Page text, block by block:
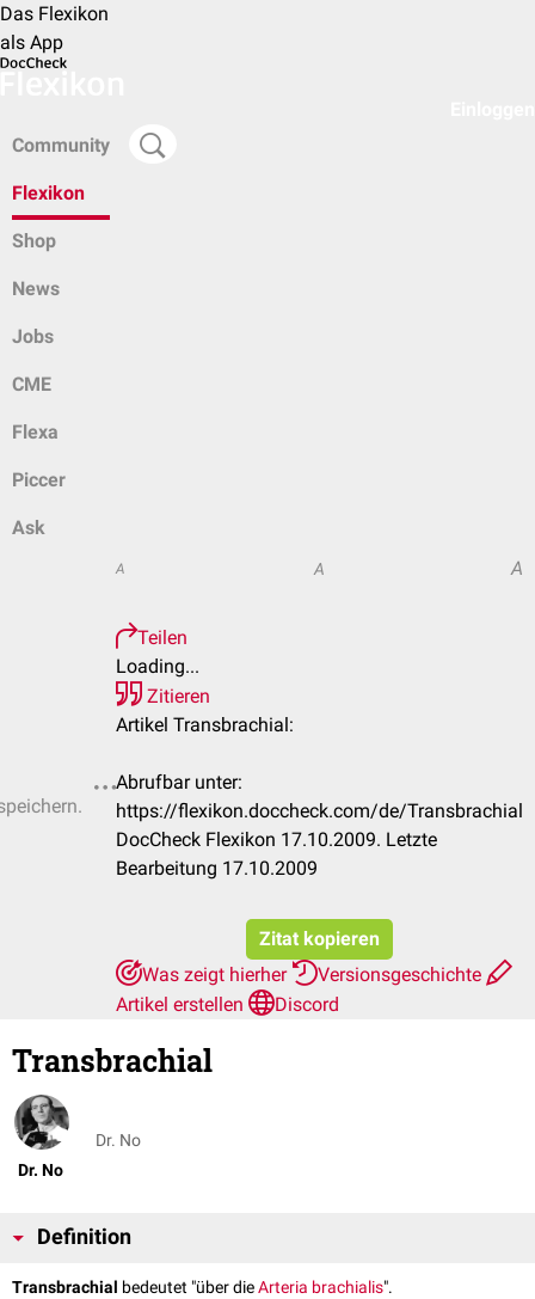
Das Flexikon
als App
Community
Flexikon
Shop
News
Jobs
CME
Flexa
Piccer
Ask
A A A
Teilen
Loading...
Zitieren
Artikel Transbrachial:
Abrufbar unter:
https://flexikon.doccheck.com/de/Transbrachial
DocCheck Flexikon 17.10.2009. Letzte
Bearbeitung 17.10.2009
Zitat kopieren
Was zeigt hierher
Versionsgeschichte
Artikel erstellen
Discord
Transbrachial
Dr. No
Dr. No
Definition
Transbrachial bedeutet "über dieArteria brachialis".